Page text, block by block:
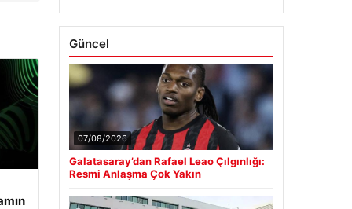
Güncel
07/08/2026
Galatasaray’dan Rafael Leao Çılgınlığı:
Resmi Anlaşma Çok Yakın